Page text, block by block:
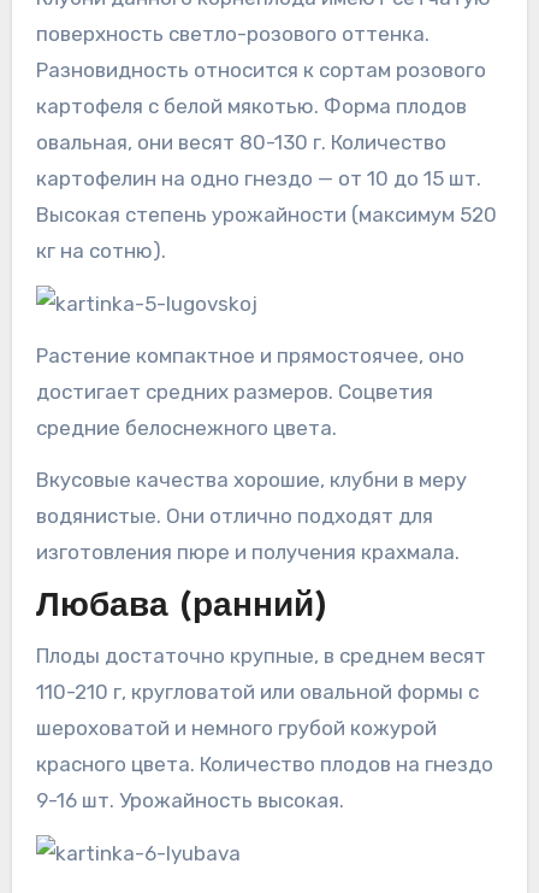
поверхность светло-розового оттенка.
Разновидность относится к сортам розового
картофеля с белой мякотью. Форма плодов
овальная, они весят 80-130 г. Количество
картофелин на одно гнездо — от 10 до 15 шт.
Высокая степень урожайности (максимум 520
кг на сотню).
Растение компактное и прямостоячее, оно
достигает средних размеров. Соцветия
средние белоснежного цвета.
Вкусовые качества хорошие, клубни в меру
водянистые. Они отлично подходят для
изготовления пюре и получения крахмала.
Любава (ранний)
Плоды достаточно крупные, в среднем весят
110-210 г, кругловатой или овальной формы с
шероховатой и немного грубой кожурой
красного цвета. Количество плодов на гнездо
9-16 шт. Урожайность высокая.